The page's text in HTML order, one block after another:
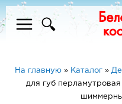
На главную» Каталог»
для губ